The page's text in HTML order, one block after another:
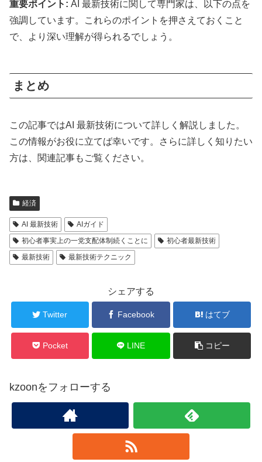
重要ポイント: AI 最新技術に関して専門家は、以下の点を
強調しています。これらのポイントを押さえておくこと
で、より深い理解が得られるでしょう。
まとめ
この記事ではAI 最新技術について詳しく解説しました。
この情報がお役に立てば幸いです。さらに詳しく知りたい
方は、関連記事もご覧ください。
経済
AI 最新技術
AIガイド
初心者事実上の一党支配体制続くことに
初心者最新技術
最新技術
最新技術テクニック
シェアする
Twitter Facebook はてブ
Pocket LINE コピー
kzoonをフォローする